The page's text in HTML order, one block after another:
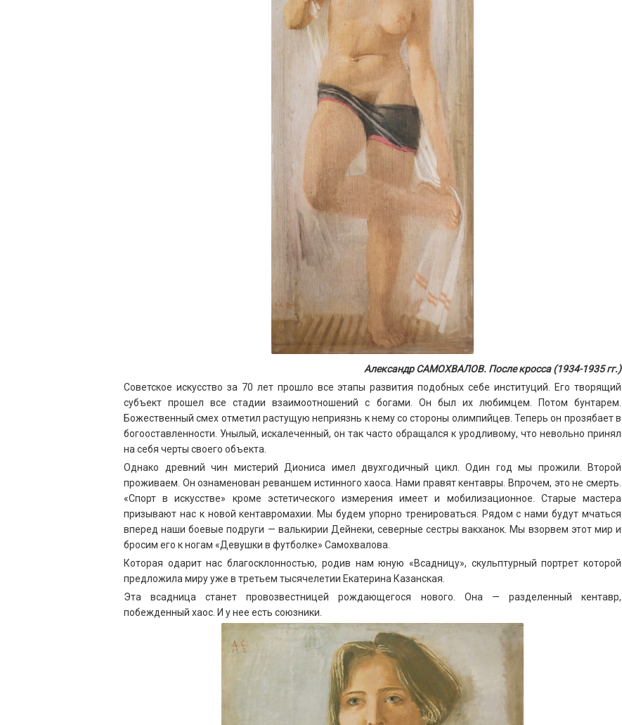
Александр САМОХВАЛОВ. После кросса (1934-1935 гг.)
Советское искусство за 70 лет прошло все этапы развития подобных себе институций. Его творящий
субъект прошел все стадии взаимоотношений с богами. Он был их любимцем. Потом бунтарем.
Божественный смех отметил растущую неприязнь к нему со стороны олимпийцев. Теперь он прозябает в
богооставленности. Унылый, искалеченный, он так часто обращался к уродливому, что невольно принял
на себя черты своего объекта.
Однако древний чин мистерий Диониса имел двухгодичный цикл. Один год мы прожили. Второй
проживаем. Он ознаменован реваншем истинного хаоса. Нами правят кентавры. Впрочем, это не смерть.
«Спорт в искусстве» кроме эстетического измерения имеет и мобилизационное. Старые мастера
призывают нас к новой кентавромахии. Мы будем упорно тренироваться. Рядом с нами будут мчаться
вперед наши боевые подруги — валькирии Дейнеки, северные сестры вакханок. Мы взорвем этот мир и
бросим его к ногам «Девушки в футболке» Самохвалова.
Которая одарит нас благосклонностью, родив нам юную «Всадницу», скульптурный портрет которой
предложила миру уже в третьем тысячелетии Екатерина Казанская.
Эта всадница станет провозвестницей рождающегося нового. Она — разделенный кентавр,
побежденный хаос. И у нее есть союзники.